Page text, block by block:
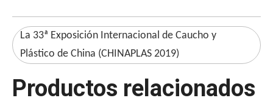
La 33ª Exposición Internacional de Caucho y
Plástico de China (CHINAPLAS 2019)
Productos relacionados